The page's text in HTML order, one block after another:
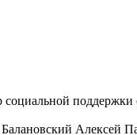
поддержки
Алексей